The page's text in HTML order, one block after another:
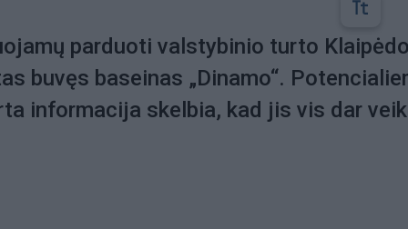
parduoti valstybinio turto
buvęs baseinas „Dinamo“.
informacija skelbia, kad jis vis dar